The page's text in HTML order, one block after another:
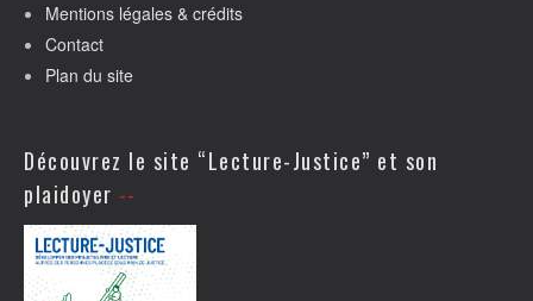
Mentions légales & crédits
Contact
Plan du site
Découvrez le site “Lecture-Justice” et son
plaidoyer